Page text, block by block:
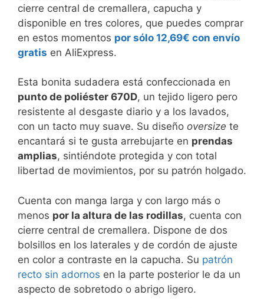
cierre central de cremallera, capucha y
disponible en tres colores, que puedes comprar
en estos momentos por sólo 12,69€ con envío
gratis en AliExpress.
Esta bonita sudadera está confeccionada en
punto de poliéster 670D, un tejido ligero pero
resistente al desgaste diario y a los lavados,
con un tacto muy suave. Su diseño oversize te
encantará si te gusta arrebujarte en prendas
amplias, sintiéndote protegida y con total
libertad de movimientos, por su patrón holgado.
Cuenta con manga larga y con largo más o
menos por la altura de las rodillas, cuenta con
cierre central de cremallera. Dispone de dos
bolsillos en los laterales y de cordón de ajuste
en color a contraste en la capucha. Su patrón
recto sin adornos en la parte posterior le da un
aspecto de sobretodo o abrigo ligero.